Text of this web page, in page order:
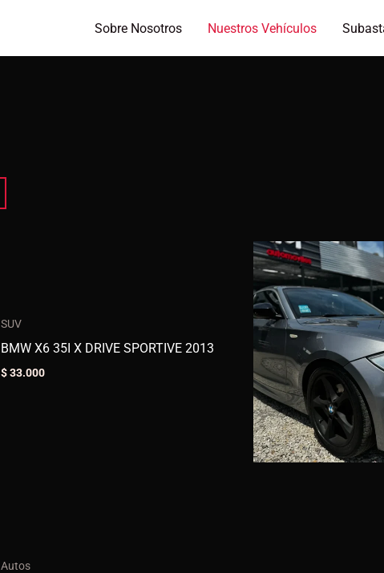
Sobre Nosotros Nuestros Vehículos
SUV
BMW X6 35I X DRIVE SPORTIVE 2013
$33.000
Autos